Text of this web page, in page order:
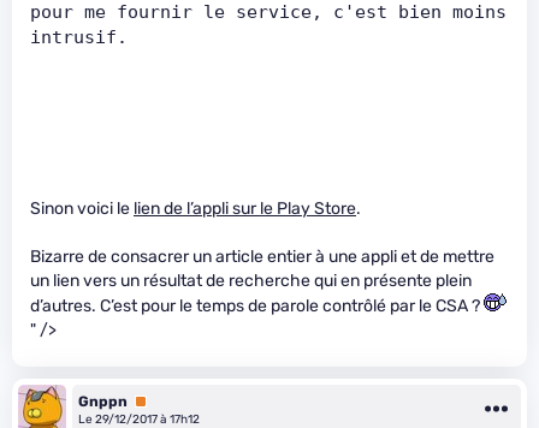
pour me fournir le service, c'est bien moins
intrusif.
Sinon voici le lien de l’appli sur le Play Store.
Bizarre de consacrer un article entier à une appli et de mettre
un lien vers un résultat de recherche qui en présente plein
d’autres. C’est pour le temps de parole contrôlé par le CSA ?
" />
Gnppn
Premium
Le 29/12/2017 à 17h12